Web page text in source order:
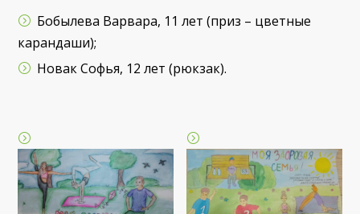
Бобылева Варвара, 11 лет (приз – цветные
карандаши);
Новак Софья, 12 лет (рюкзак).